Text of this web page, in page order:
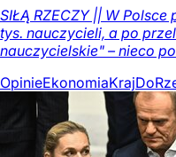
SIŁĄ RZECZY || W
tys. nauczycieli, a po
nauczycielskie" – nieco
OpinieEkonomiaKraj